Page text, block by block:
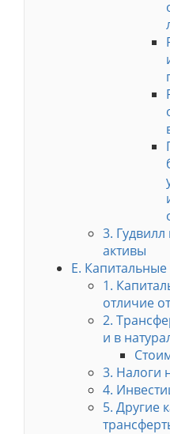
3.
активы
E.
1.
отличие
2.
и в
3. Налоги
4.
5. Другие